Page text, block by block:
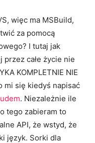
więc ma MSBuild,
za pomocą
I tutaj jak
przez całe życie nie
KOMPLETNIE NIE
mi się kiedyś napisać
. Niezależnie ile
tego zabieram to
API, że wstyd, że
język. Sorki dla